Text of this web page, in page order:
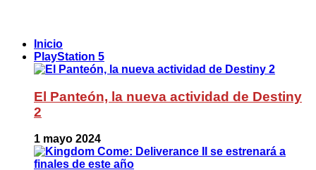
Inicio
PlayStation 5
El Panteón, la nueva actividad de Destiny
2
1 mayo 2024